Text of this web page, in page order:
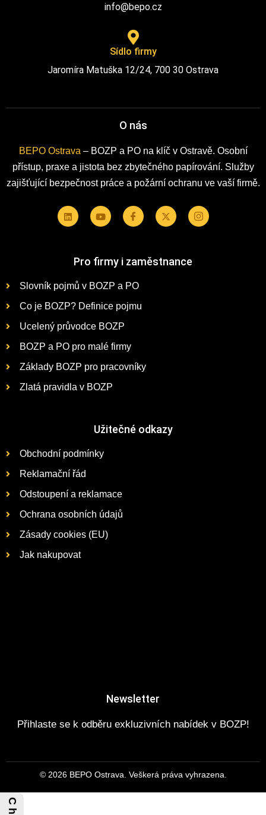
info@bepo.cz
Sídlo firmy
Jaromíra Matuška 12/24, 700 30 Ostrava
O nás
BEPO Ostrava – BOZP a PO na klíč v Ostravě. Osobní
přístup, praxe a jistota bez zbytečného papírování. Služby
zajišťující bezpečnost práce a požární ochranu ve vaší firmě.
Pro firmy i zaměstnance
Slovník pojmů v BOZP a PO
Co je BOZP? Definice pojmu
Ucelený průvodce BOZP
BOZP a PO pro malé firmy
Základy BOZP pro pracovníky
Zlatá pravidla v BOZP
Užitečné odkazy
Obchodní podmínky
Reklamační řád
Odstoupení a reklamace
Ochrana osobních údajů
Zásady cookies (EU)
Jak nakupovat
Newsletter
Přihlaste se k odběru exkluzivních nabídek v BOZP!
© 2026 BEPO Ostrava. Veškerá práva vyhrazena.